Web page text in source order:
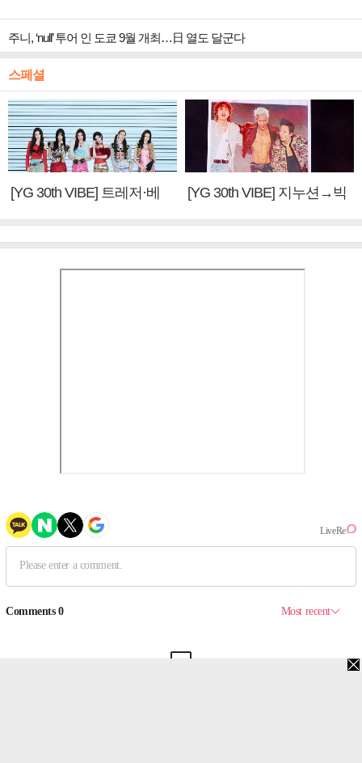
주니, ‘null’ 투어 인 도쿄 9월 개최…日 열도 달군다
스페셜
[YG 30th VIBE] 트레저·베
[YG 30th VIBE] 지누션→빅